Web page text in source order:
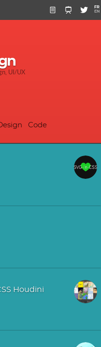
FR
EN
UI/UX
Design Code
Houdini